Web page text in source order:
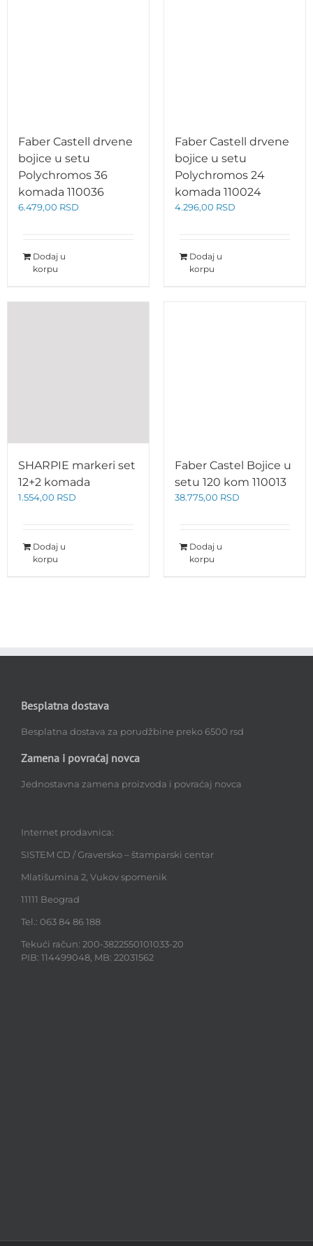
Faber Castell drvene
bojice u setu
Polychromos 36
komada 110036
6.479,00 RSD
Dodaj u
korpu
Faber Castell drvene
bojice u setu
Polychromos 24
komada 110024
4.296,00 RSD
Dodaj u
korpu
SHARPIE markeri set
12+2 komada
1.554,00 RSD
Dodaj u
korpu
Faber Castel Bojice u
setu 120 kom 110013
38.775,00 RSD
Dodaj u
korpu
Besplatna dostava
Besplatna dostava za porudžbine preko 6500 rsd
Zamena i povraćaj novca
Jednostavna zamena proizvoda i povraćaj novca
Internet prodavnica:
SISTEM CD / Graversko – štamparski centar
Mlatišumina 2, Vukov spomenik
11111 Beograd
Tel.: 063 84 86 188
Tekući račun: 200-3822550101033-20
PIB: 114499048, MB: 22031562